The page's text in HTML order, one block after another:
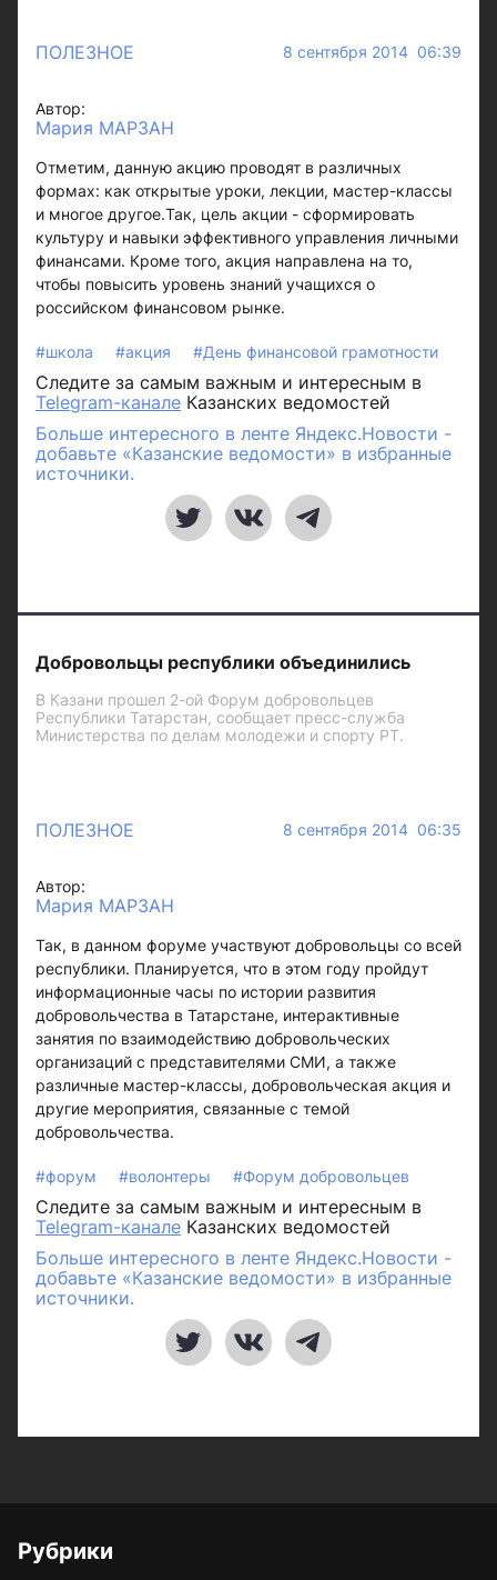
ПОЛЕЗНОЕ 8 сентября 2014 06:39
Автор:
Мария МАРЗАН
Отметим, данную акцию проводят в различных
формах: как открытые уроки, лекции, мастер-классы
и многое другое.Так, цель акции - сформировать
культуру и навыки эффективного управления личными
финансами. Кроме того, акция направлена на то,
чтобы повысить уровень знаний учащихся о
российском финансовом рынке.
#школа #акция #День финансовой грамотности
Следите за самым важным и интересным в
Telegram-канале Казанских ведомостей
Больше интересного в ленте Яндекс.Новости -
добавьте «Казанские ведомости» в избранные
источники.
Добровольцы республики объединились
В Казани прошел 2-ой Форум добровольцев
Республики Татарстан, сообщает пресс-служба
Министерства по делам молодежи и спорту РТ.
ПОЛЕЗНОЕ 8 сентября 2014 06:35
Автор:
Мария МАРЗАН
Так, в данном форуме участвуют добровольцы со всей
республики. Планируется, что в этом году пройдут
информационные часы по истории развития
добровольчества в Татарстане, интерактивные
занятия по взаимодействию добровольческих
организаций с представителями СМИ, а также
различные мастер-классы, добровольческая акция и
другие мероприятия, связанные с темой
добровольчества.
#форум #волонтеры #Форум добровольцев
Следите за самым важным и интересным в
Telegram-канале Казанских ведомостей
Больше интересного в ленте Яндекс.Новости -
добавьте «Казанские ведомости» в избранные
источники.
Рубрики